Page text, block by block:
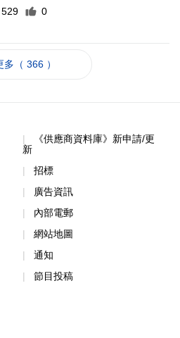
529
0
多（ 366 ）
《供應商資料庫》新申請/更
新
招標
廣告資訊
內部電郵
網站地圖
通知
節目投稿